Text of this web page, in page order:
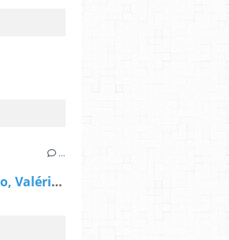
…
François, Ségo, Valérie, Julie et les autres